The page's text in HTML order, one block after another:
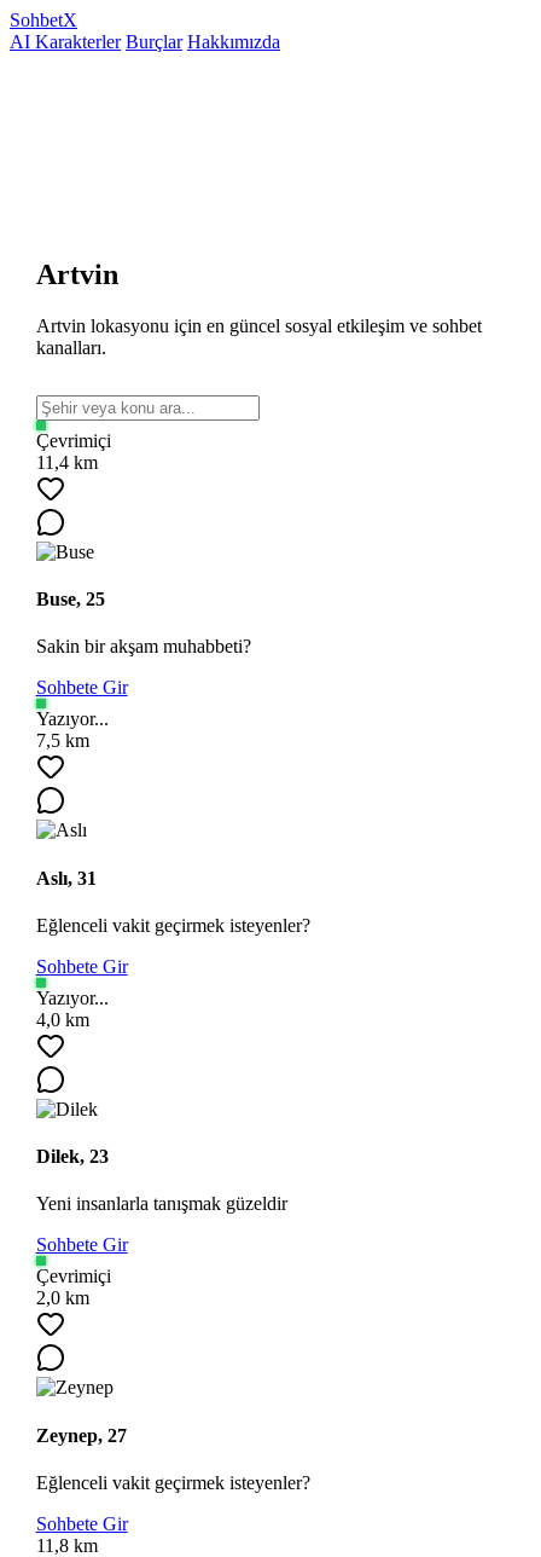
SohbetX
AI Karakterler Burçlar Hakkımızda
Artvin
Artvin lokasyonu için en güncel sosyal etkileşim ve sohbet
kanalları.
Çevrimiçi
11,4 km
Buse, 25
Sakin bir akşam muhabbeti?
Sohbete Gir
Yazıyor...
7,5 km
Aslı, 31
Eğlenceli vakit geçirmek isteyenler?
Sohbete Gir
Yazıyor...
4,0 km
Dilek, 23
Yeni insanlarla tanışmak güzeldir
Sohbete Gir
Çevrimiçi
2,0 km
Zeynep, 27
Eğlenceli vakit geçirmek isteyenler?
Sohbete Gir
11,8 km